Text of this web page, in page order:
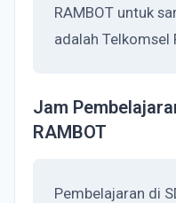
RAMBOT untuk
adalah Telkomsel
Jam
RAMBOT
Pembelajaran di